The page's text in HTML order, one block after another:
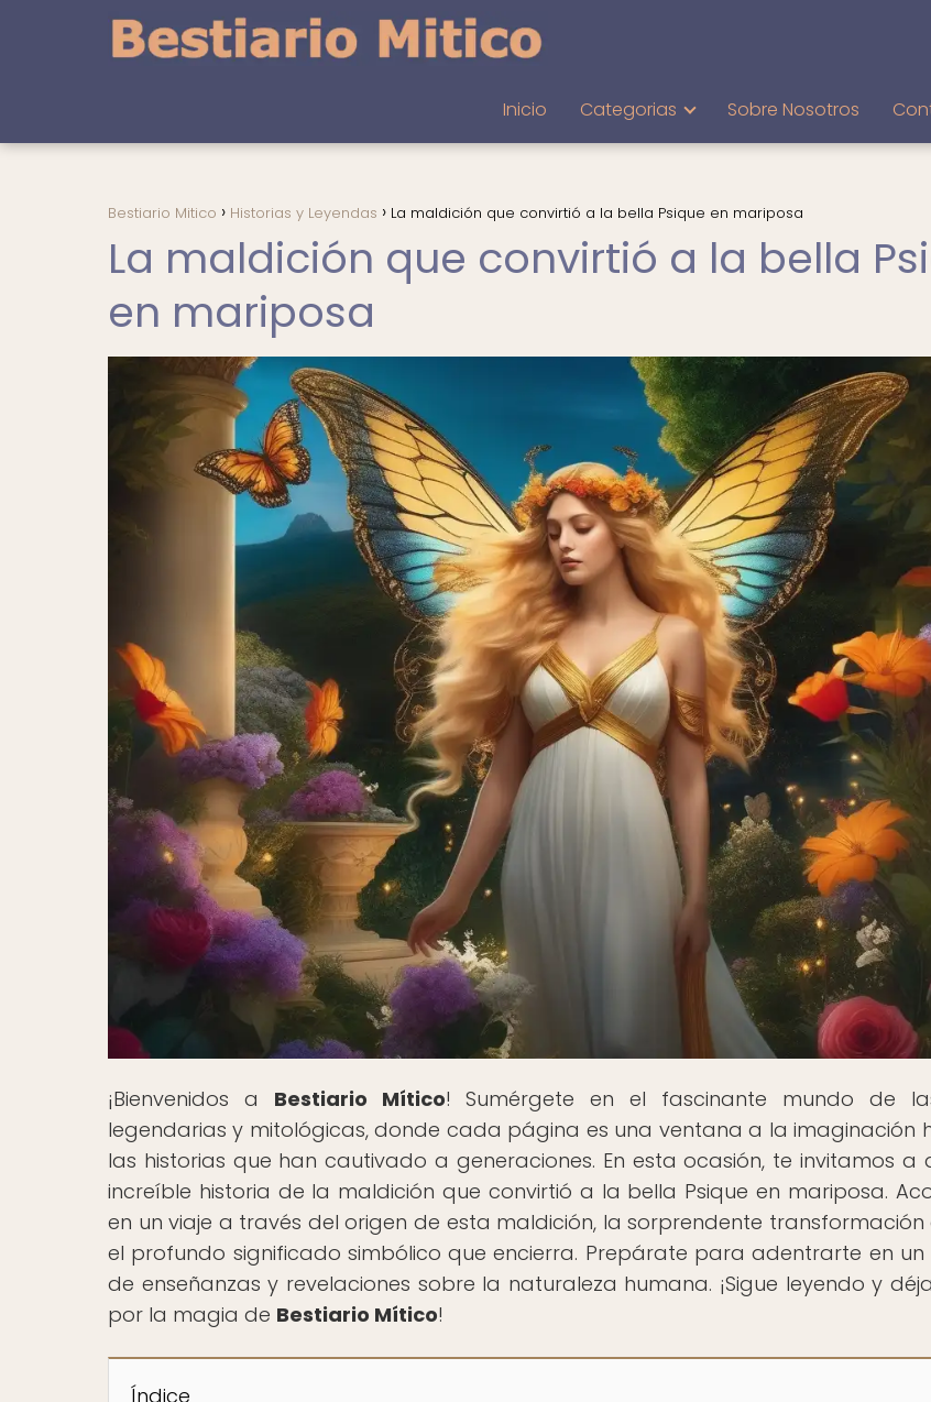
Inicio Categorias Sobre Nosotros
Bestiario Mitico Historias y Leyendas La maldición que convirtió a la bella Psique en mariposa
La maldición que convirtió a la bella
en mariposa
¡Bienvenidos a Bestiario Mítico! Sumérgete en el fascinante mundo de
legendarias y mitológicas, donde cada página es una ventana a la imaginación
las historias que han cautivado a generaciones. En esta ocasión, te invitamos a
increíble historia de la maldición que convirtió a la bella Psique en mariposa.
en un viaje a través del origen de esta maldición, la sorprendente transformación
el profundo significado simbólico que encierra. Prepárate para adentrarte en un
de enseñanzas y revelaciones sobre la naturaleza humana. ¡Sigue leyendo y
por la magia de Bestiario Mítico!
Índice